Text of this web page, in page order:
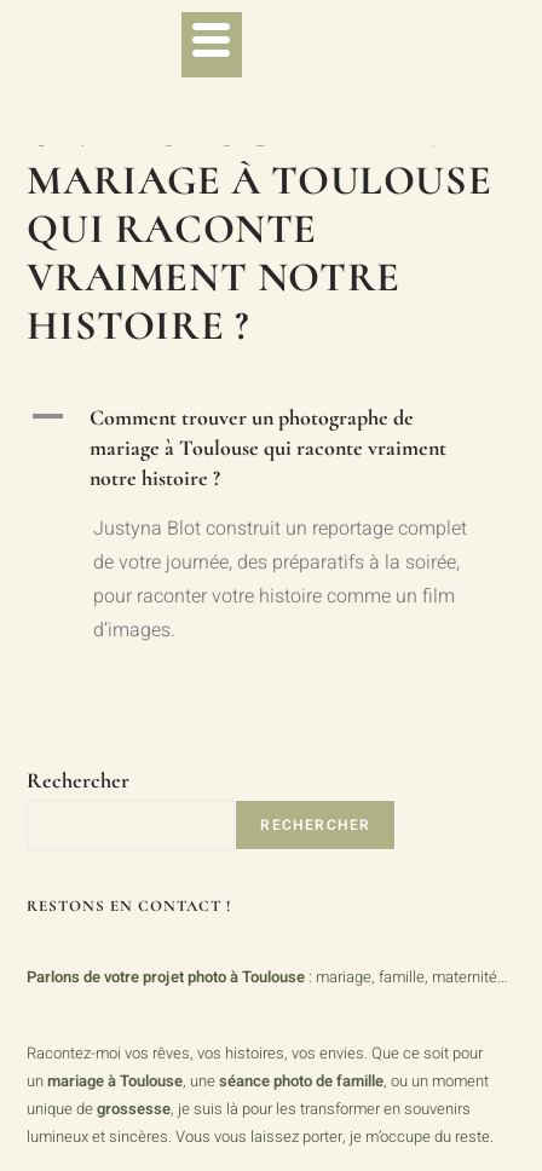
COMMENT TROUVER
UN PHOTOGRAPHE DE
MARIAGE À TOULOUSE
QUI RACONTE
VRAIMENT NOTRE
HISTOIRE ?
A
Comment trouver un photographe de
mariage à Toulouse qui raconte vraiment
notre histoire ?
Justyna Blot construit un reportage complet
de votre journée, des préparatifs à la soirée,
pour raconter votre histoire comme un film
d’images.
Rechercher
RECHERCHER
RESTONS EN CONTACT !
Parlons de votre projet photo à Toulouse : mariage, famille, maternité…
Racontez-moi vos rêves, vos histoires, vos envies. Que ce soit pour
unmariage à Toulouse, uneséance photo de famille, ou un moment
unique degrossesse, je suis là pour les transformer en souvenirs
lumineux et sincères. Vous vous laissez porter, je m’occupe du reste.